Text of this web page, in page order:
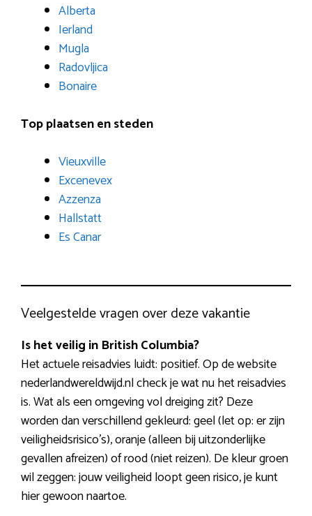
Alberta
Ierland
Mugla
Radovljica
Bonaire
Top plaatsen en steden
Vieuxville
Excenevex
Azzenza
Hallstatt
Es Canar
Veelgestelde vragen over deze vakantie
Is het veilig in British Columbia?
Het actuele reisadvies luidt: positief. Op de website
nederlandwereldwijd.nl check je wat nu het reisadvies
is. Wat als een omgeving vol dreiging zit? Deze
worden dan verschillend gekleurd: geel (let op: er zijn
veiligheidsrisico’s), oranje (alleen bij uitzonderlijke
gevallen afreizen) of rood (niet reizen). De kleur groen
wil zeggen: jouw veiligheid loopt geen risico, je kunt
hier gewoon naartoe.